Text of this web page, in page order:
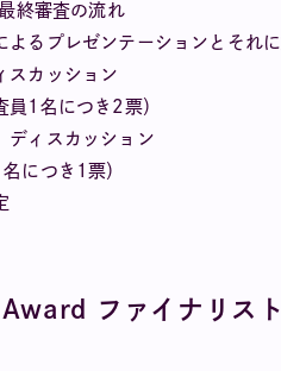
終審査の流れ
よるプレゼンテーションとそれ
スカッション
員1名につき2票）
ディスカッション
につき1票）
ファイナリスト